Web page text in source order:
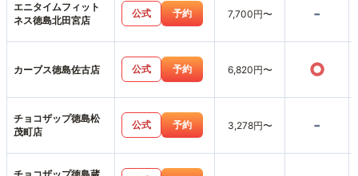
エニタイムフィット
ネス徳島北田宮店
公式 予約 7,700円〜 -
カーブス徳島佐古店 公式 予約 6,820円〜 ○
チョコザップ徳島松
茂町店
公式 予約 3,278円〜 -